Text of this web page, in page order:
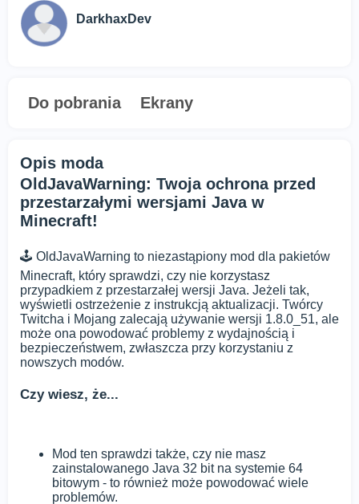
DarkhaxDev
Do pobrania Ekrany
Opis moda
OldJavaWarning: Twoja ochrona przed
przestarzałymi wersjami Java w
Minecraft!
🕹️ OldJavaWarning to niezastąpiony mod dla pakietów
Minecraft, który sprawdzi, czy nie korzystasz
przypadkiem z przestarzałej wersji Java. Jeżeli tak,
wyświetli ostrzeżenie z instrukcją aktualizacji. Twórcy
Twitcha i Mojang zalecają używanie wersji 1.8.0_51, ale
może ona powodować problemy z wydajnością i
bezpieczeństwem, zwłaszcza przy korzystaniu z
nowszych modów.
Czy wiesz, że...
Mod ten sprawdzi także, czy nie masz
zainstalowanego Java 32 bit na systemie 64
bitowym - to również może powodować wiele
problemów.